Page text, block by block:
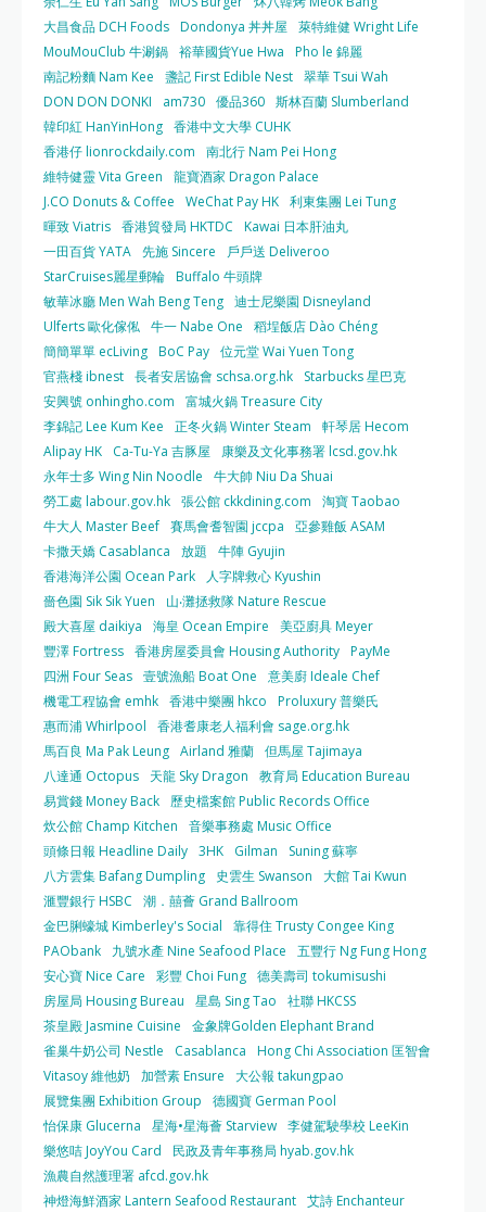
大昌食品 DCH Foods Dondonya 丼丼屋
萊特維健 Wright Life
MouMouClub 牛涮鍋 裕華國貨Yue Hwa
Pho le 錦麗
南記粉麵 Nam Kee
盞記 First Edible Nest 翠華 Tsui Wah
DON DON DONKI
am730 優品360 斯林百蘭 Slumberland
韓印紅 HanYinHong 香港中文大學 CUHK
香港仔 lionrockdaily.com
南北行 Nam Pei Hong
維特健靈 Vita Green
龍寶酒家 Dragon Palace
J.CO Donuts & Coffee
WeChat Pay HK 利東集團 Lei Tung
暉致 Viatris 香港貿發局 HKTDC
Kawai 日本肝油丸
一田百貨 YATA 先施 Sincere
戶戶送 Deliveroo
StarCruises麗星郵輪 Buffalo 牛頭牌
敏華冰廳 Men Wah Beng Teng 迪士尼樂園 Disneyland
Ulferts 歐化傢俬 牛一 Nabe One
稻埕飯店 Dào Chéng
簡簡單單 ecLiving BoC Pay 位元堂 Wai Yuen Tong
官燕棧 ibnest 長者安居協會 schsa.org.hk
Starbucks 星巴克
安興號 onhingho.com
富城火鍋 Treasure City
李錦記 Lee Kum Kee
正冬火鍋 Winter Steam
軒琴居 Hecom
Alipay HK
Ca-Tu-Ya 吉豚屋
康樂及文化事務署 lcsd.gov.hk
永年士多 Wing Nin Noodle
牛大帥 Niu Da Shuai
勞工處 labour.gov.hk 張公館 ckkdining.com
淘寶 Taobao
牛大人 Master Beef 賽馬會耆智園 jccpa
亞參雞飯 ASAM
卡撒天嬌 Casablanca
放題
牛陣 Gyujin
香港海洋公園 Ocean Park
人字牌救心 Kyushin
嗇色園 Sik Sik Yuen
山‧灘拯救隊 Nature Rescue
殿大喜屋 daikiya
海皇 Ocean Empire
美亞廚具 Meyer
豐澤 Fortress 香港房屋委員會 Housing Authority PayMe
四洲 Four Seas 壹號漁船 Boat One
意美廚 Ideale Chef
機電工程協會 emhk 香港中樂團 hkco
Proluxury 普樂氏
惠而浦 Whirlpool
香港耆康老人福利會 sage.org.hk
馬百良 Ma Pak Leung Airland 雅蘭 但馬屋 Tajimaya
八達通 Octopus
天龍 Sky Dragon
教育局 Education Bureau
易賞錢 Money Back
歷史檔案館 Public Records Office
炊公館 Champ Kitchen
音樂事務處 Music Office
頭條日報 Headline Daily 3HK Gilman
Suning 蘇寧
八方雲集 Bafang Dumpling
史雲生 Swanson
大館 Tai Kwun
滙豐銀行 HSBC
潮．囍薈 Grand Ballroom
金巴脷蠔城 Kimberley's Social
靠得住 Trusty Congee King
PAObank
九號水產 Nine Seafood Place
五豐行 Ng Fung Hong
安心寶 Nice Care
彩豐 Choi Fung 德美壽司 tokumisushi
房屋局 Housing Bureau
星島 Sing Tao
社聯 HKCSS
茶皇殿 Jasmine Cuisine
金象牌Golden Elephant Brand
雀巢牛奶公司 Nestle
Casablanca
Hong Chi Association 匡智會
Vitasoy 維他奶
加營素 Ensure
大公報 takungpao
展覽集團 Exhibition Group
德國寶 German Pool
怡保康 Glucerna
星海•星海薈 Starview 李健駕駛學校 LeeKin
樂悠咭 JoyYou Card
民政及青年事務局 hyab.gov.hk
漁農自然護理署 afcd.gov.hk
神燈海鮮酒家 Lantern Seafood Restaurant 艾詩 Enchanteur